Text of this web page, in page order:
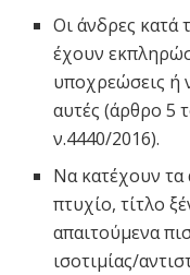
Οι άνδρες κατά
έχουν
υποχρεώσεις ή
αυτές (άρθρο 5
ν.4440/2016).
Να κατέχουν τα
πτυχίο, τίτλο
απαιτούμενα
ισοτιμίας/